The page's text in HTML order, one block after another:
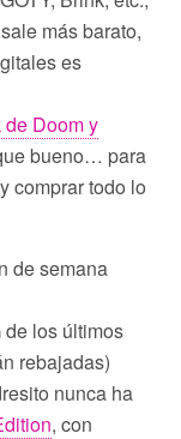
más barato,
es
de Doom y
bueno… para
comprar todo lo
de semana
de los últimos
rebajadas)
nunca ha
, con